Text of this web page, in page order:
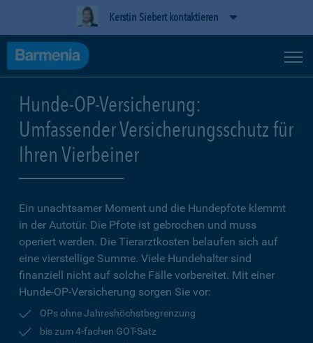
Kerstin Siebert kontaktieren
Hunde-OP-Versicherung:
Umfassender Versicherungsschutz für
Ihren Vierbeiner
Ein unachtsamer Moment und die Hundepfote klemmt
in der Autotür. Die Pfote ist gebrochen und muss
operiert werden. Die Tierarztkosten belaufen sich auf
eine vierstellige Summe. Viele Hundehalter sind
finanziell nicht auf solche Fälle vorbereitet. Mit einer
Hunde-OP-Versicherung sorgen Sie vor:
OPs ohne Jahreshöchstbegrenzung
bis zum 4-fachen GOT-Satz